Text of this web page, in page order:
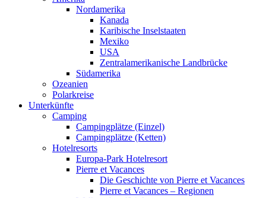
Nordamerika
Kanada
Karibische Inselstaaten
Mexiko
USA
Zentralamerikanische Landbrücke
Südamerika
Ozeanien
Polarkreise
Unterkünfte
Camping
Campingplätze (Einzel)
Campingplätze (Ketten)
Hotelresorts
Europa-Park Hotelresort
Pierre et Vacances
Die Geschichte von Pierre et Vacances
Pierre et Vacances – Regionen